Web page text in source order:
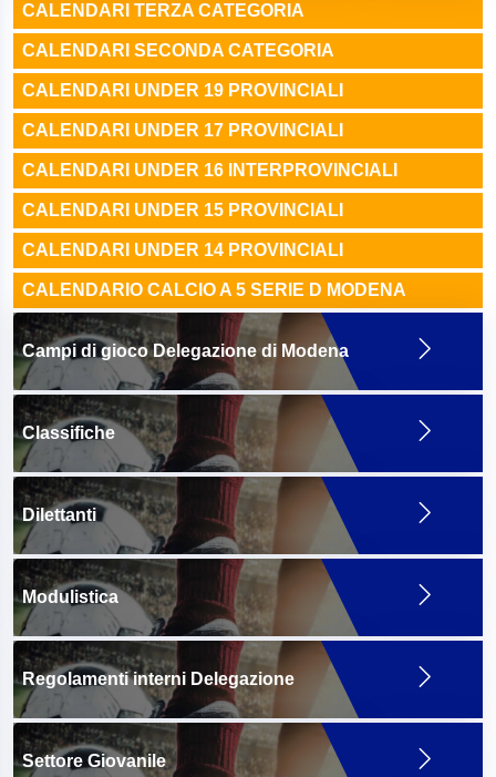
CALENDARI TERZA CATEGORIA
CALENDARI SECONDA CATEGORIA
CALENDARI UNDER 19 PROVINCIALI
CALENDARI UNDER 17 PROVINCIALI
CALENDARI UNDER 16 INTERPROVINCIALI
CALENDARI UNDER 15 PROVINCIALI
CALENDARI UNDER 14 PROVINCIALI
CALENDARIO CALCIO A 5 SERIE D MODENA
Campi di gioco Delegazione di Modena
Classifiche
Dilettanti
Modulistica
Regolamenti interni Delegazione
Settore Giovanile